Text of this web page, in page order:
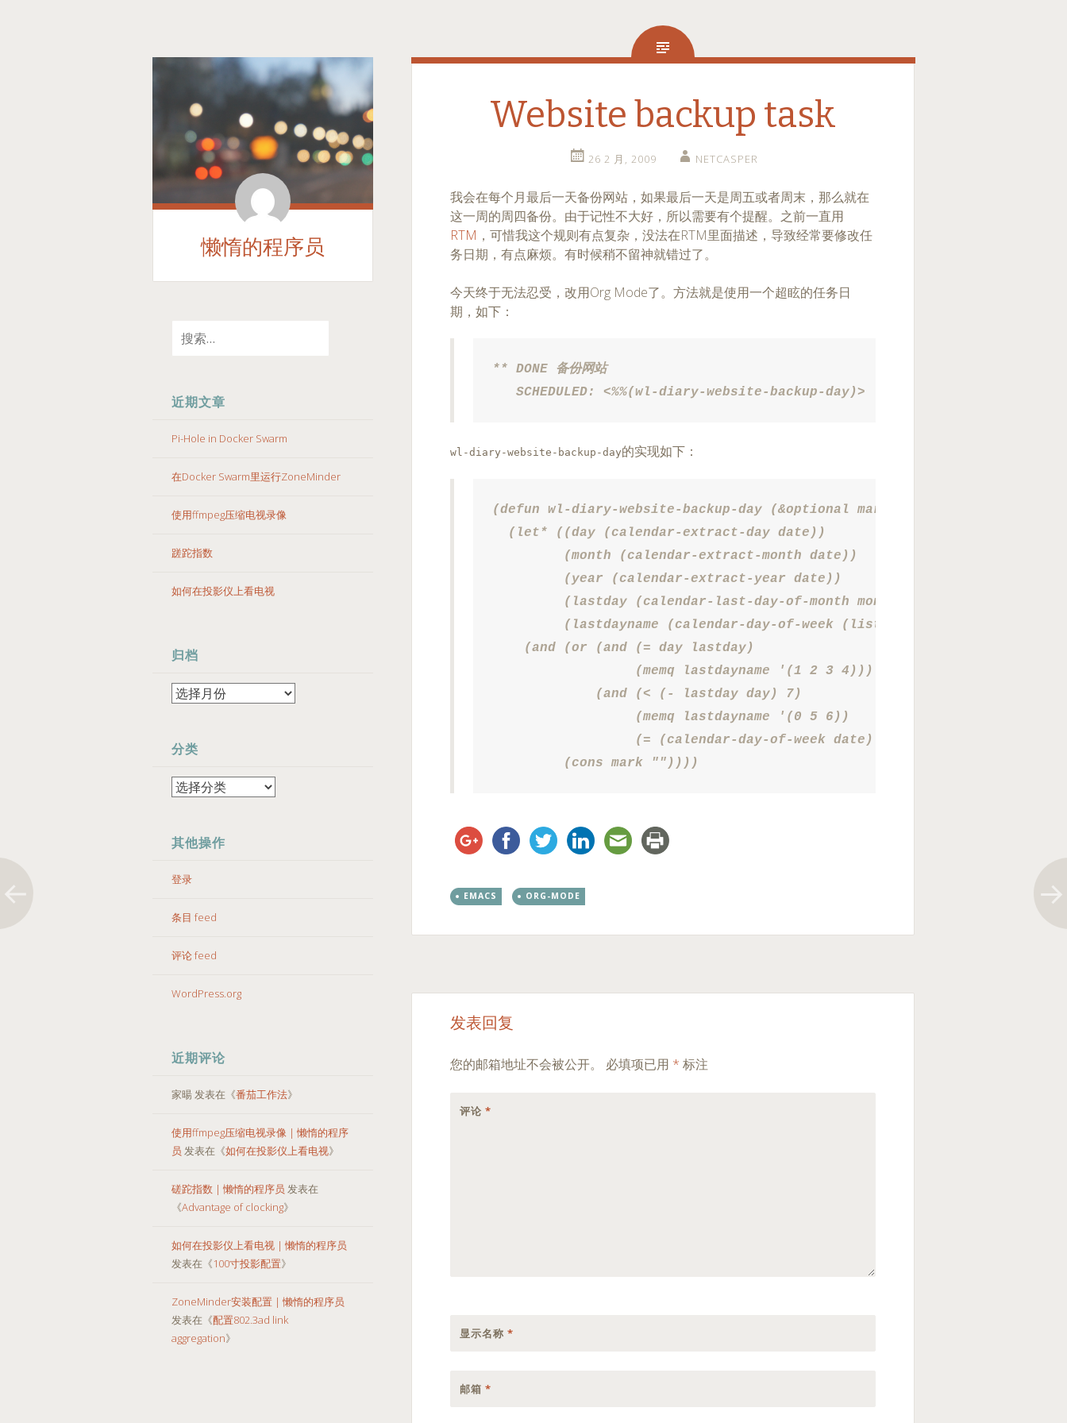
懒惰的程序员
TO
近期文章
Pi-Hole in Docker Swarm
在Docker Swarm里运行ZoneMinder
使用ffmpeg压缩电视录像
蹉跎指数
如何在投影仪上看电视
归档
分类
其他操作
登录
条目 feed
评论 feed
WordPress.org
近期评论
家暘发表在《番茄工作法》
使用ffmpeg压缩电视录像 | 懒惰的程序
员 发表在《如何在投影仪上看电视》
磋跎指数 | 懒惰的程序员 发表在
《Advantage of clocking》
如何在投影仪上看电视 | 懒惰的程序员
发表在《100寸投影配置》
ZoneMinder安装配置 | 懒惰的程序员
发表在《配置802.3ad link
aggregation》
Website backup task
26 2 月, 2009 NETCASPER
我会在每个月最后一天备份网站，如果最后一天是周五或者周末，那么就在
这一周的周四备份。由于记性不大好，所以需要有个提醒。之前一直用
RTM ，可惜我这个规则有点复杂，没法在RTM里面描述，导致经常要修改任
务日期，有点麻烦。有时候稍不留神就错过了。
今天终于无法忍受，改用Org Mode了。方法就是使用一个超眩的任务日
期，如下：
** DONE 备份网站
   SCHEDULED: <%%(wl-diary-website-backup-day)>
wl-diary-website-backup-day的实现如下：
(defun wl-diary-website-backup-day (&optional mark)
  (let* ((day (calendar-extract-day date))
         (month (calendar-extract-month date))
         (year (calendar-extract-year date))
         (lastday (calendar-last-day-of-month month year))
         (lastdayname (calendar-day-of-week (list month lastday year))))
    (and (or (and (= day lastday)
                  (memq lastdayname '(1 2 3 4)))
             (and (< (- lastday day) 7)
                  (memq lastdayname '(0 5 6))
                  (= (calendar-day-of-week date) 4)))
         (cons mark ""))))
EMACS ORG-MODE
Post
navigation
发表回复
您的邮箱地址不会被公开。 必填项已用 * 标注
评论*
显示名称*
邮箱*